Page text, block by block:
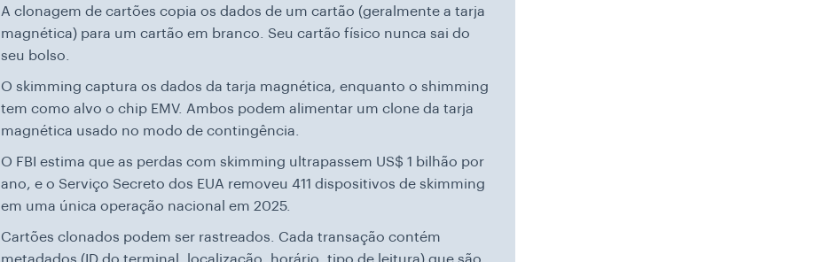
A clonagem de cartões copia os dados de um cartão (geralmente a tarja
magnética) para um cartão em branco. Seu cartão físico nunca sai do
seu bolso.
O skimming captura os dados da tarja magnética, enquanto o shimming
tem como alvo o chip EMV. Ambos podem alimentar um clone da tarja
magnética usado no modo de contingência.
O FBI estima que as perdas com skimming ultrapassem US$ 1 bilhão por
ano, e o Serviço Secreto dos EUA removeu 411 dispositivos de skimming
em uma única operação nacional em 2025.
Cartões clonados podem ser rastreados. Cada transação contém
metadados (ID do terminal, localização, horário, tipo de leitura) que são